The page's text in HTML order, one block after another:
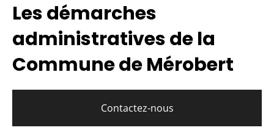
Les démarches
administratives de la
Commune de Mérobert
Contactez-nous